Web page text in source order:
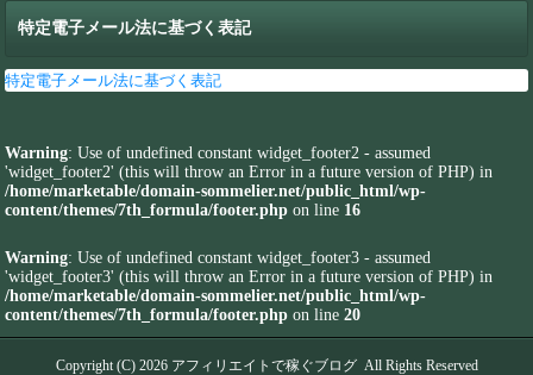
特定電子メール法に基づく表記
特定電子メール法に基づく表記
Warning: Use of undefined constant widget_footer2 - assumed
'widget_footer2' (this will throw an Error in a future version of PHP) in
/home/marketable/domain-sommelier.net/public_html/wp-
content/themes/7th_formula/footer.php on line 16
Warning: Use of undefined constant widget_footer3 - assumed
'widget_footer3' (this will throw an Error in a future version of PHP) in
/home/marketable/domain-sommelier.net/public_html/wp-
content/themes/7th_formula/footer.php on line20
Copyright (C) 2026 アフィリエイトで稼ぐブログAll Rights Reserved